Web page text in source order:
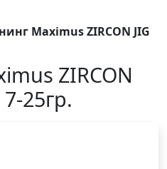
Maximus ZIRCON JIG
ZIRCON
25гр.